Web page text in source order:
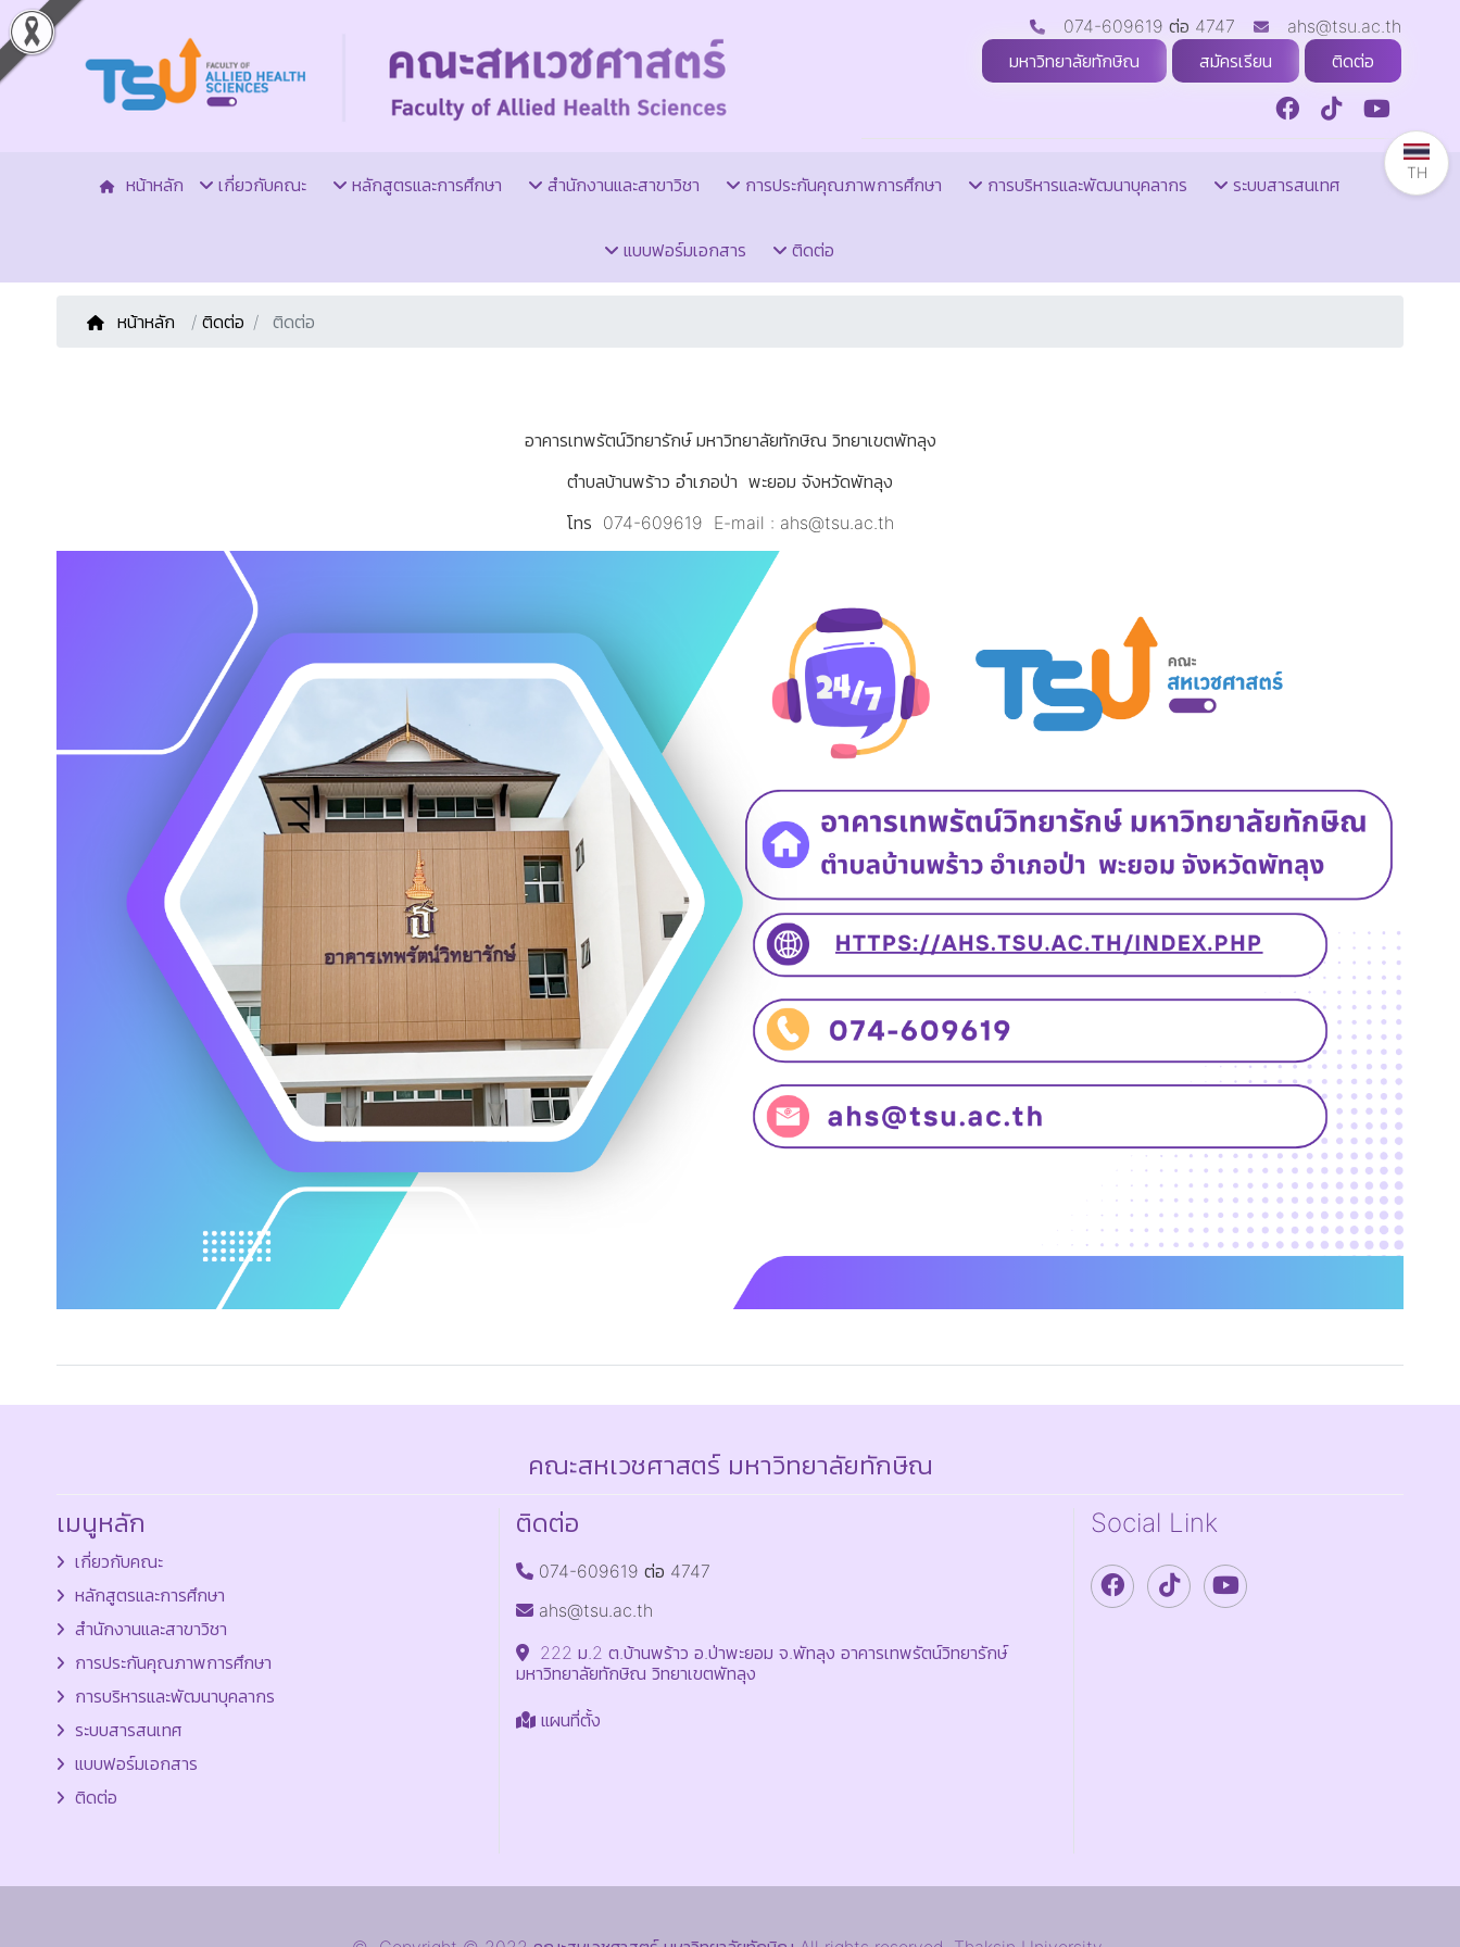
074-609619 ต่อ 4747
ahs@tsu.ac.th
มหาวิทยาลัยทักษิณ
สมัครเรียน ติดต่อ
หน้าหลัก เกี่ยวกับคณะ หลักสูตรและการศึกษา สำนักงานและสาขาวิชา การประกันคุณภาพการศึกษา การบริหารและพัฒนาบุคลากร ระบบสารสนเทศ
แบบฟอร์มเอกสาร ติดต่อ
หน้าหลัก / ติดต่อ ติดต่อ
อาคารเทพรัตน์วิทยารักษ์ มหาวิทยาลัยทักษิณ วิทยาเขตพัทลุง
ตำบลบ้านพร้าว อำเภอป่า พะยอม จังหวัดพัทลุง
โทร 074-609619 E-mail : ahs@tsu.ac.th
คณะสหเวชศาสตร์ มหาวิทยาลัยทักษิณ
เมนูหลัก
เกี่ยวกับคณะ
หลักสูตรและการศึกษา
สำนักงานและสาขาวิชา
การประกันคุณภาพการศึกษา
การบริหารและพัฒนาบุคลากร
ระบบสารสนเทศ
แบบฟอร์มเอกสาร
ติดต่อ
ติดต่อ
074-609619 ต่อ 4747
ahs@tsu.ac.th
222 ม.2 ต.บ้านพร้าว อ.ป่าพะยอม จ.พัทลุง อาคารเทพรัตน์วิทยารักษ์
มหาวิทยาลัยทักษิณ วิทยาเขตพัทลุง
แผนที่ตั้ง
Social Link
TH